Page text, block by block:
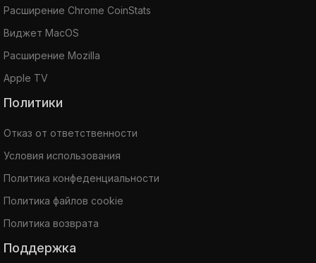
Расширение Chrome CoinStats
Виджет MacOS
Расширение Mozilla
Apple TV
Политики
Отказ от ответственности
Условия использования
Политика конфеденциальности
Политика файлов cookie
Политика возврата
Поддержка